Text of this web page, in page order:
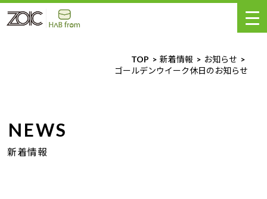
TOP 新着情報
お知らせ
ゴールデンウイーク休日のお知らせ
NEWS
新着情報